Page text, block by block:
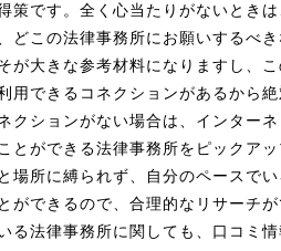
です。全く心当たりがないときは
どこの法律事務所にお願いするべき
が大きな参考材料になりますし、こ
用できるコネクションがあるから絶
クションがない場合は、インターネ
とができる法律事務所をピックア
場所に縛られず、自分のペースでい
ができるので、合理的なリサーチが
る法律事務所に関しても、口コミ情